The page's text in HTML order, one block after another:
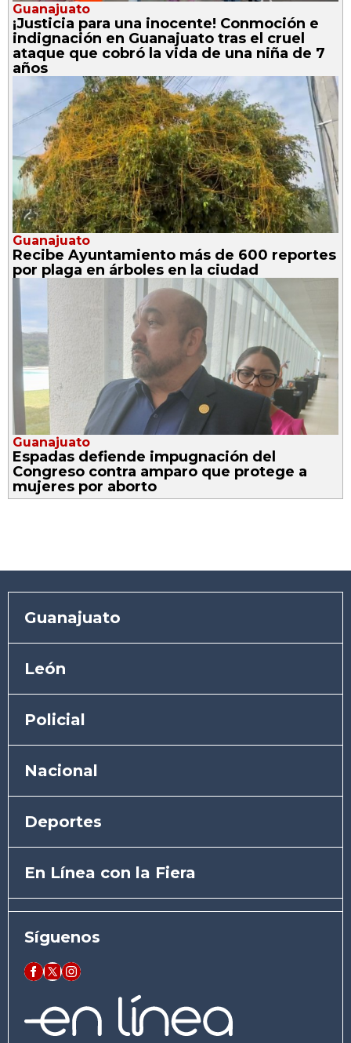
Guanajuato
¡Justicia para una inocente! Conmoción e
indignación en Guanajuato tras el cruel
ataque que cobró la vida de una niña de 7
años
Guanajuato
Recibe Ayuntamiento más de 600 reportes
por plaga en árboles en la ciudad
Guanajuato
Espadas defiende impugnación del
Congreso contra amparo que protege a
mujeres por aborto
Guanajuato
León
Policial
Nacional
Deportes
En Línea con la Fiera
Síguenos